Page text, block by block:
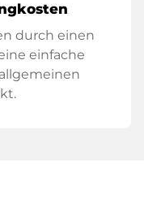
durch einen
einfache